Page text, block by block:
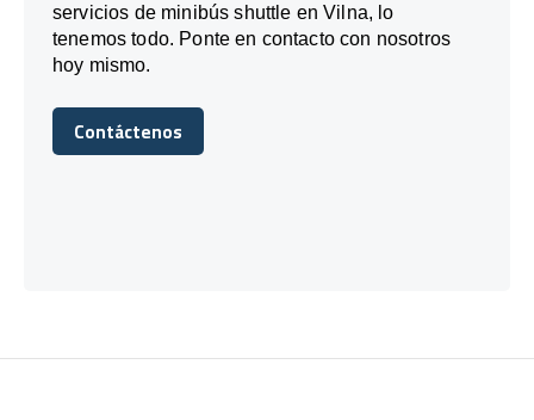
servicios de minibús shuttle en Vilna, lo
tenemos todo. Ponte en contacto con nosotros
hoy mismo.
Contáctenos
Contáctenos